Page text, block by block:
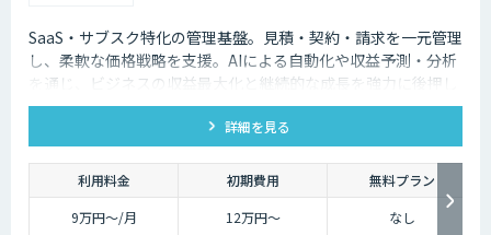
SaaS・サブスク特化の管理基盤。見積・契約・請求を一元管理
し、柔軟な価格戦略を支援。AIによる自動化や収益予測・分析
を通じ、ビジネスの収益最大化と継続的な成長を強力に後押し
します。
詳細を見る
利用料金 初期費用
無料プラン
9万円〜/月
12万円〜 なし